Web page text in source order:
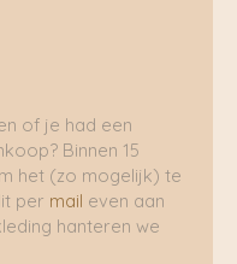
of je had een
Binnen 15
het (zo mogelijk) te
per mail even aan
hanteren we